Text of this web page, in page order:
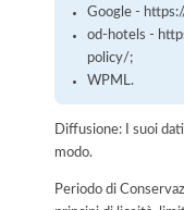
Google -
od-hotels -
policy/;
WPML.
Diffusione: I suoi
modo.
Periodo di